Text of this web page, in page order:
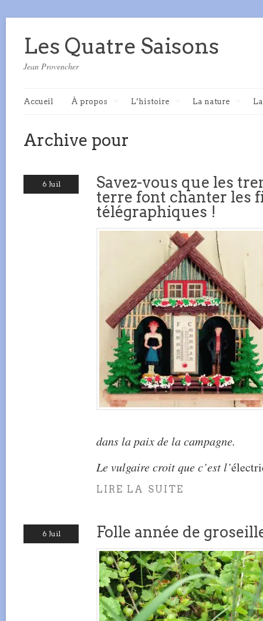
Les Quatre Saisons
Jean Provencher
Accueil À propos L’histoire La nature
Archive pour
6 Juil
Savez-vous que les
terre font chanter les
télégraphiques !
dans la paix de la campagne.
Le vulgaire croit que c’est l’
LIRE LA SUITE
6 Juil Folle année de